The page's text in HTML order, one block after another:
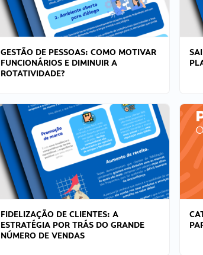
GESTÃO DE PESSOAS: COMO MOTIVAR
FUNCIONÁRIOS E DIMINUIR A
ROTATIVIDADE?
FIDELIZAÇÃO DE CLIENTES: A
ESTRATÉGIA POR TRÁS DO GRANDE
NÚMERO DE VENDAS